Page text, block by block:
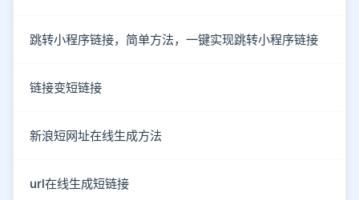
跳转小程序链接，简单方法，一键实现跳转小程序链接
链接变短链接
新浪短网址在线生成方法
url在线生成短链接